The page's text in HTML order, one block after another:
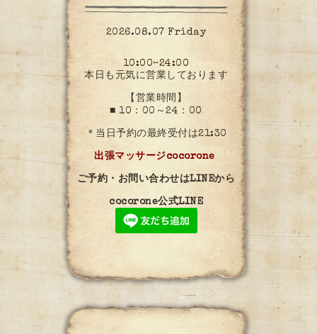
2026.08.07 Friday
10:00~24:00
本日も元気に営業しております
【営業時間】
■ 10：00～24：00
＊当日予約の最終受付は21:30
出張マッサージcocorone
ご予約・お問い合わせはLINEから
cocorone公式LINE